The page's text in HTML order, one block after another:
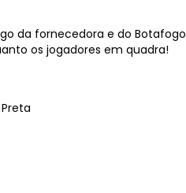
da fornecedora e do Botafogo
os jogadores em quadra!